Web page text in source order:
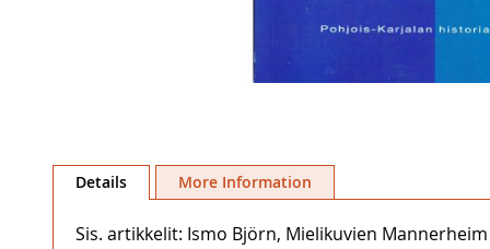
to Details
Sis. artikkelit: Ismo Björn, Mielikuvien
More Information